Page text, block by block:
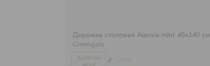
₽ -29%
Дорожка столовая Alessia mint 45x140 см
Greengate